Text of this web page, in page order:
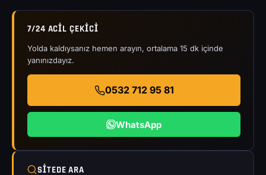
7/24 ACIL ÇEKICI
Yolda kaldıysanız hemen arayın, ortalama 15 dk içinde
yanınızdayız.
0532 712 95 81
WhatsApp
SITEDE ARA